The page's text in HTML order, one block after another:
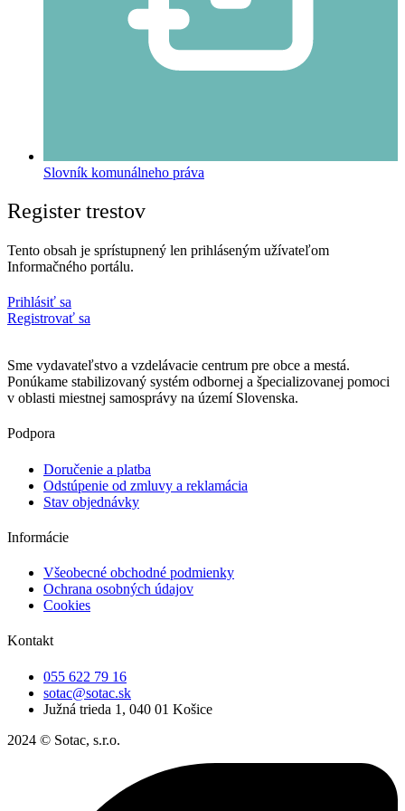
Slovník komunálneho práva
Register trestov
Tento obsah je sprístupnený len prihláseným užívateľom
Informačného portálu.
Prihlásiť sa
Registrovať sa
Sme vydavateľstvo a vzdelávacie centrum pre obce a mestá.
Ponúkame stabilizovaný systém odbornej a špecializovanej pomoci
v oblasti miestnej samosprávy na území Slovenska.
Podpora
Doručenie a platba
Odstúpenie od zmluvy a reklamácia
Stav objednávky
Informácie
Všeobecné obchodné podmienky
Ochrana osobných údajov
Cookies
Kontakt
055 622 79 16
sotac@sotac.sk
Južná trieda 1, 040 01 Košice
2024 © Sotac, s.r.o.